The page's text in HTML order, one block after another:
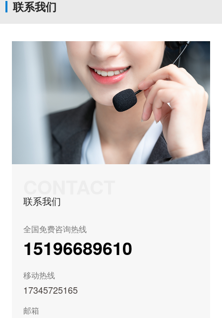
联系我们
联系我们
全国免费咨询热线
15196689610
移动热线
17345725165
邮箱